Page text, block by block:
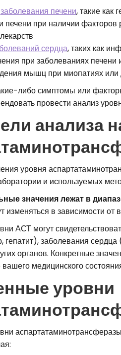
заболевания печени, такие как
печени при наличии факторов
сердца, таких как
при заболеваниях печени
мышц при миопатиях или
либо симптомы или
провести анализ
анализа
уровня
и используемых
значения лежат в
изменяться в зависимости от
АСТ могут
гепатит), заболевания
органов. Конкретные
медицинского
уровни